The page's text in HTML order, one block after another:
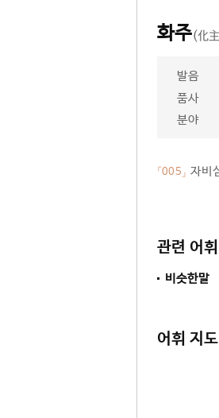
화주(化主
발음
품사
분야
「005」 자비
관련 어휘
비슷한말
어휘 지도